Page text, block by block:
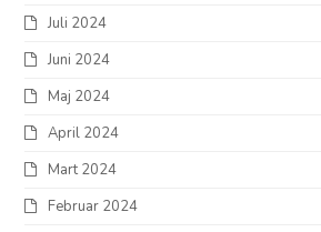
Juli 2024
Juni 2024
Maj 2024
April 2024
Mart 2024
Februar 2024